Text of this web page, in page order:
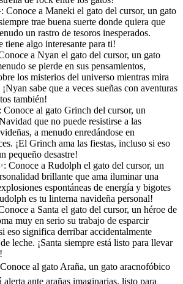
Conoce a Maneki el gato del cursor, un gato
trae buena suerte donde quiera que
un rastro de tesoros inesperados.
tiene algo interesante para ti!
a Nyan el gato del cursor, un gato
se pierde en sus pensamientos,
los misterios del universo mientras mira
sabe que a veces sueñas con aventuras
también!
al gato Grinch del cursor, un
que no puede resistirse a las
a menudo enredándose en
¡El Grinch ama las fiestas, incluso si eso
pequeño desastre!
Conoce a Rudolph el gato del cursor, un
brillante que ama iluminar una
espontáneas de energía y bigotes
es tu linterna navideña personal!
a Santa el gato del cursor, un héroe de
muy en serio su trabajo de esparcir
eso significa derribar accidentalmente
leche. ¡Santa siempre está listo para llevar
al gato Araña, un gato aracnofóbico
alerta ante arañas imaginarias, listo para